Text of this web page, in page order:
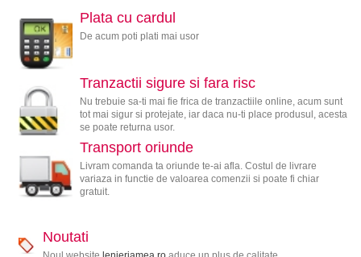
Plata cu cardul
De acum poti plati mai usor
Tranzactii sigure si fara risc
Nu trebuie sa-ti mai fie frica de tranzactiile online, acum sunt
tot mai sigur si protejate, iar daca nu-ti place produsul, acesta
se poate returna usor.
Transport oriunde
Livram comanda ta oriunde te-ai afla. Costul de livrare
variaza in functie de valoarea comenzii si poate fi chiar
gratuit.
Noutati